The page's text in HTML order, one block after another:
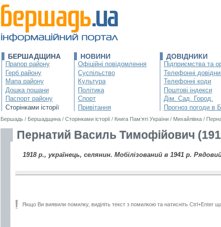
БЕРШАДЩИНА
Прапор району
Герб району
Мапа району
Дошка пошани
Паспорт району
Сторінками історії
НОВИНИ
Офіційні повідомлення
Суспільство
Культура
Політика
Спорт
Привітання
ДОВІДНИКИ
Підприємства та
Телефонні
Телефонні коди
Поштові індекси
Дім. Сад. Город.
Прогноз погоди в
Бершадь / Бершадщина / Сторінками історії / Книга Пам’яті України / Михайлівка /
Пернатий Василь Тимофійович
1918 р., українець, селянин. Мобілізований в 1941 р.
Якщо Ви виявили помилку, виділіть текст з помилкою та натисніть Ctrl+Enter